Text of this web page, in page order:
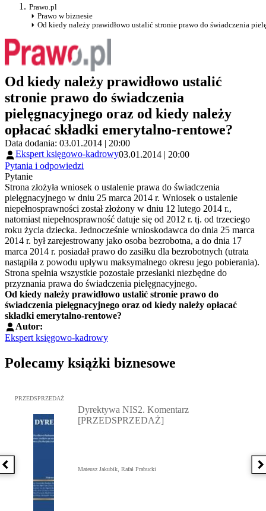
Prawo.pl
Prawo w biznesie
Od kiedy należy prawidłowo ustalić stronie prawo do świadczenia
Od kiedy należy prawidłowo ustalić
stronie prawo do świadczenia
pielęgnacyjnego oraz od kiedy należy
opłacać składki emerytalno-rentowe?
Data dodania: 03.01.2014 | 20:00
Ekspert księgowo-kadrowy03.01.2014 | 20:00
Pytania i odpowiedzi
Pytanie
Strona złożyła wniosek o ustalenie prawa do świadczenia
pielęgnacyjnego w dniu 25 marca 2014 r. Wniosek o ustalenie
niepełnosprawności został złożony w dniu 12 lutego 2014 r.,
natomiast niepełnosprawność datuje się od 2012 r. tj. od trzeciego
roku życia dziecka. Jednocześnie wnioskodawca do dnia 25 marca
2014 r. był zarejestrowany jako osoba bezrobotna, a do dnia 17
marca 2014 r. posiadał prawo do zasiłku dla bezrobotnych (utrata
nastąpiła z powodu upływu maksymalnego okresu jego pobierania).
Strona spełnia wszystkie pozostałe przesłanki niezbędne do
przyznania prawa do świadczenia pielęgnacyjnego.
Od kiedy należy prawidłowo ustalić stronie prawo do
świadczenia pielęgnacyjnego oraz od kiedy należy opłacać
składki emerytalno-rentowe?
Autor:
Ekspert księgowo-kadrowy
Polecamy książki biznesowe
Poprzednia książka
Przejdź do: Dyrektywa NIS2. Komentarz [PRZEDSPRZEDAŻ],
PRZEDSPRZEDAŻ
Dyrektywa NIS2. Komentarz
[PRZEDSPRZEDAŻ]
Mateusz Jakubik, Rafał Prabucki